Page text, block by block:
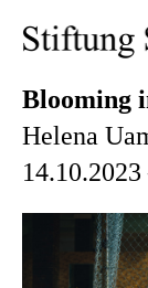
Blooming
Helena